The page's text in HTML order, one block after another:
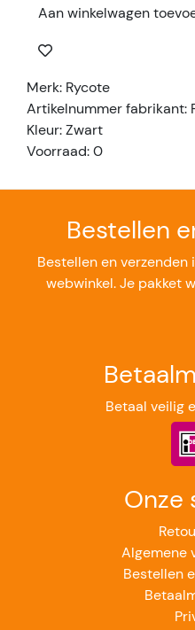
Aan winkelwagen
Merk: Rycote
Artikelnummer fabrikant:
Kleur: Zwart
Voorraad: 0
Bestellen
Bestellen en verzenden
webwinkel. Je pakket
Betaal veilig
Onze
Algemene
Bestellen